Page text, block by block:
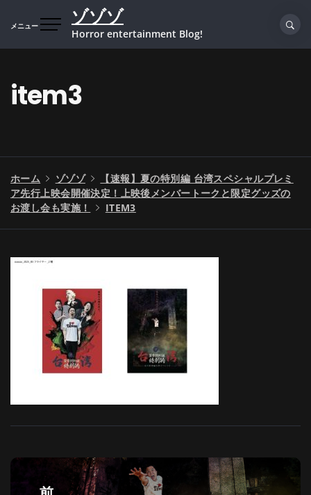
プ
メニュー ゾゾゾ
Horror entertainment Blog!
item3
ホーム ゾゾゾ
【速報】夏の特別編 台湾スペシャルプレミ
ア先行上映会開催決定！上映後メンバートークと限定グッズの
お渡し会も実施！
ITEM3
投